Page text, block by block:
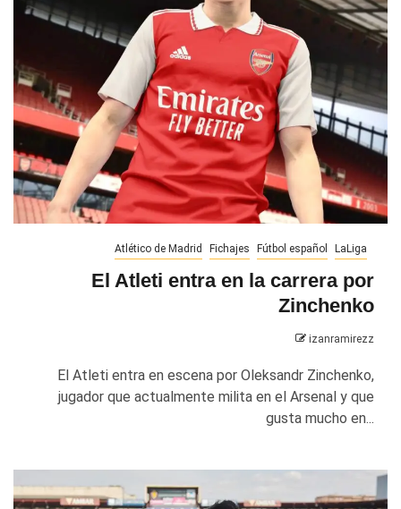
Atlético de Madrid Fichajes Fútbol español LaLiga
El Atleti entra en la carrera por
Zinchenko
izanramirezz
El Atleti entra en escena por Oleksandr Zinchenko,
jugador que actualmente milita en el Arsenal y que
gusta mucho en...